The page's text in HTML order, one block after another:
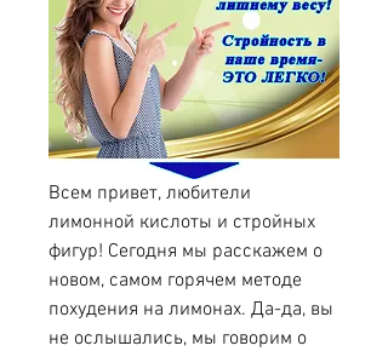
Всем привет, любители
лимонной кислоты и стройных
фигур! Сегодня мы расскажем о
новом, самом горячем методе
похудения на лимонах. Да-да, вы
не ослышались, мы говорим о